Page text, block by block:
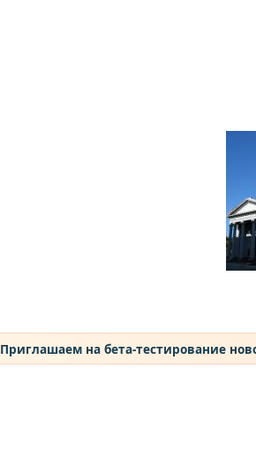
Приглашаем на бета-тестирование